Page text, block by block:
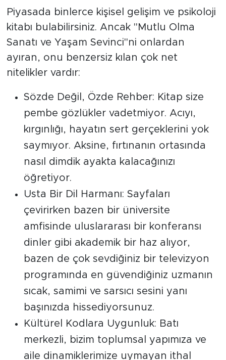
Piyasada binlerce kişisel gelişim ve psikoloji
kitabı bulabilirsiniz. Ancak "Mutlu Olma
Sanatı ve Yaşam Sevinci"ni onlardan
ayıran, onu benzersiz kılan çok net
nitelikler vardır:
Sözde Değil, Özde Rehber: Kitap size
pembe gözlükler vadetmiyor. Acıyı,
kırgınlığı, hayatın sert gerçeklerini yok
saymıyor. Aksine, fırtınanın ortasında
nasıl dimdik ayakta kalacağınızı
öğretiyor.
Usta Bir Dil Harmanı: Sayfaları
çevirirken bazen bir üniversite
amfisinde uluslararası bir konferansı
dinler gibi akademik bir haz alıyor,
bazen de çok sevdiğiniz bir televizyon
programında en güvendiğiniz uzmanın
sıcak, samimi ve sarsıcı sesini yanı
başınızda hissediyorsunuz.
Kültürel Kodlara Uygunluk: Batı
merkezli, bizim toplumsal yapımıza ve
aile dinamiklerimize uymayan ithal